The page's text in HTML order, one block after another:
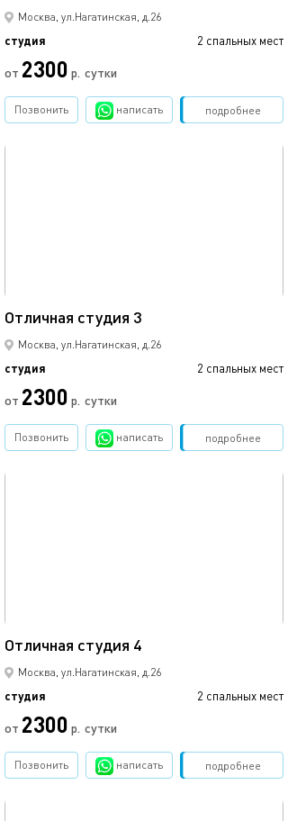
Москва, ул.Нагатинская, д.26
студия 2 спальных мест
от 2300 р. сутки
подробнее
Позвонить написать Забронировать
Отличная студия 3
Москва, ул.Нагатинская, д.26
студия 2 спальных мест
от 2300 р. сутки
подробнее
Позвонить написать Забронировать
Отличная студия 4
Москва, ул.Нагатинская, д.26
студия 2 спальных мест
от 2300 р. сутки
подробнее
Позвонить написать Забронировать